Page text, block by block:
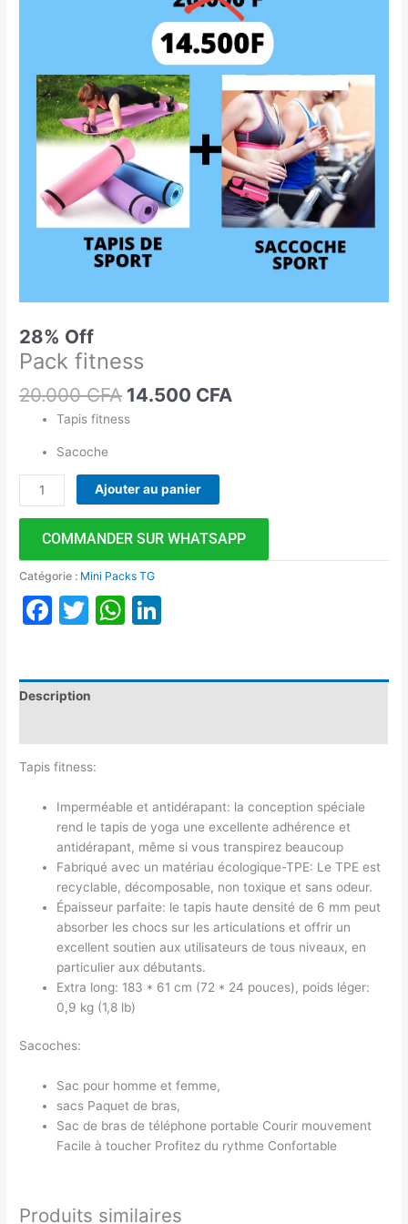
28% Off
Pack fitness
20.000CFA
20.000 CFA.
14.500 CFA
14.500 CFA.
Tapis fitness
Sacoche
Ajouter au panier
COMMANDER SUR WHATSAPP
Catégorie : Mini Packs TG
Facebook
TwitterWhatsApp
Description
Tapis fitness:
Imperméable et antidérapant: la conception spéciale
rend le tapis de yoga une excellente adhérence et
antidérapant, même si vous transpirez beaucoup
Fabriqué avec un matériau écologique-TPE: Le TPE est
recyclable, décomposable, non toxique et sans odeur.
Épaisseur parfaite: le tapis haute densité de 6 mm peut
absorber les chocs sur les articulations et offrir un
excellent soutien aux utilisateurs de tous niveaux, en
particulier aux débutants.
Extra long: 183 * 61 cm (72 * 24 pouces), poids léger:
0,9 kg (1,8 lb)
Sacoches:
Sac pour homme et femme,
sacs Paquet de bras,
Sac de bras de téléphone portable Courir mouvement
Facile à toucher Profitez du rythme Confortable
Produits similaires